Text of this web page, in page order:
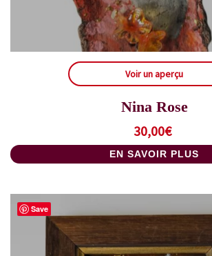
Voir un aperçu
Nina Rose
30,00€
EN SAVOIR PLUS
Save